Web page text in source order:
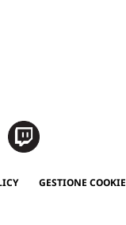
GESTIONE COOKIE